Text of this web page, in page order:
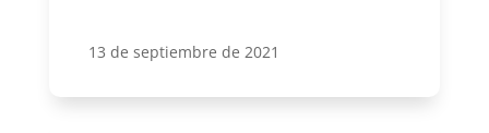
13 de septiembre de 2021